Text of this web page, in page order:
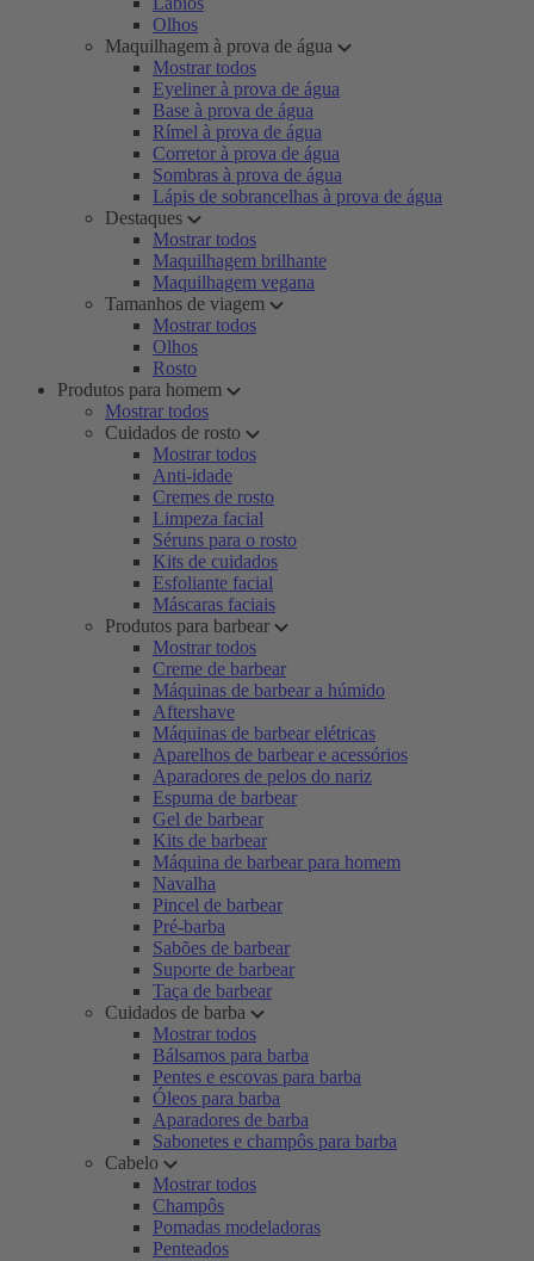
Olhos
Maquilhagem à prova de água
Mostrar todos
Eyeliner à prova de água
Base à prova de água
Rímel à prova de água
Corretor à prova de água
Sombras à prova de água
Lápis de sobrancelhas à prova de água
Destaques
Mostrar todos
Maquilhagem brilhante
Maquilhagem vegana
Tamanhos de viagem
Mostrar todos
Olhos
Rosto
Produtos para homem
Mostrar todos
Cuidados de rosto
Mostrar todos
Anti-idade
Cremes de rosto
Limpeza facial
Séruns para o rosto
Kits de cuidados
Esfoliante facial
Máscaras faciais
Produtos para barbear
Mostrar todos
Creme de barbear
Máquinas de barbear a húmido
Aftershave
Máquinas de barbear elétricas
Aparelhos de barbear e acessórios
Aparadores de pelos do nariz
Espuma de barbear
Gel de barbear
Kits de barbear
Máquina de barbear para homem
Navalha
Pincel de barbear
Pré-barba
Sabões de barbear
Suporte de barbear
Taça de barbear
Cuidados de barba
Mostrar todos
Bálsamos para barba
Pentes e escovas para barba
Óleos para barba
Aparadores de barba
Sabonetes e champôs para barba
Cabelo
Mostrar todos
Champôs
Pomadas modeladoras
Penteados